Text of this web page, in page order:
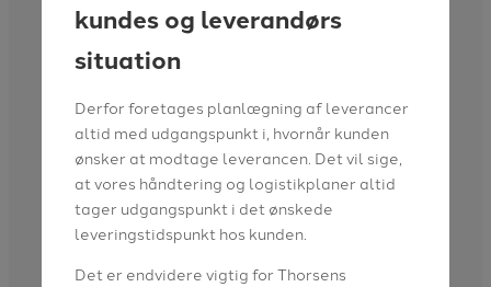
kundes og leverandørs
situation
Derfor foretages planlægning af leverancer
altid med udgangspunkt i, hvornår kunden
ønsker at modtage leverancen. Det vil sige,
at vores håndtering og logistikplaner altid
tager udgangspunkt i det ønskede
leveringstidspunkt hos kunden.
Det er endvidere vigtig for Thorsens